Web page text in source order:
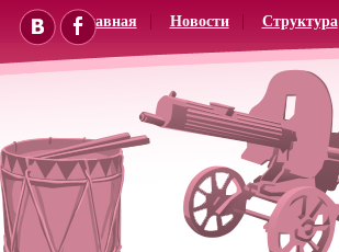
Главная Новости Структура